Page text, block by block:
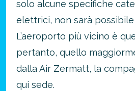
solo alcune specifiche
elettrici, non sarà
L’aeroporto più vicino è
pertanto, quello
dalla Air Zermatt, la
qui sede.